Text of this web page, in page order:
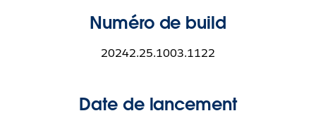
Numéro de build
20242.25.1003.1122
Date de lancement